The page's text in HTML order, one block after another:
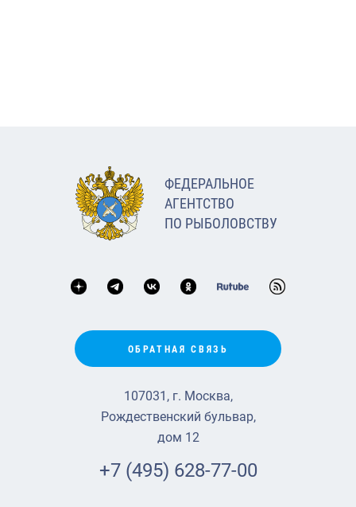
ФЕДЕРАЛЬНОЕ
АГЕНТСТВО
ПО РЫБОЛОВСТВУ
ОБРАТНАЯ СВЯЗЬ
107031, г. Москва,
Рождественский бульвар,
дом 12
+7 (495) 628-77-00